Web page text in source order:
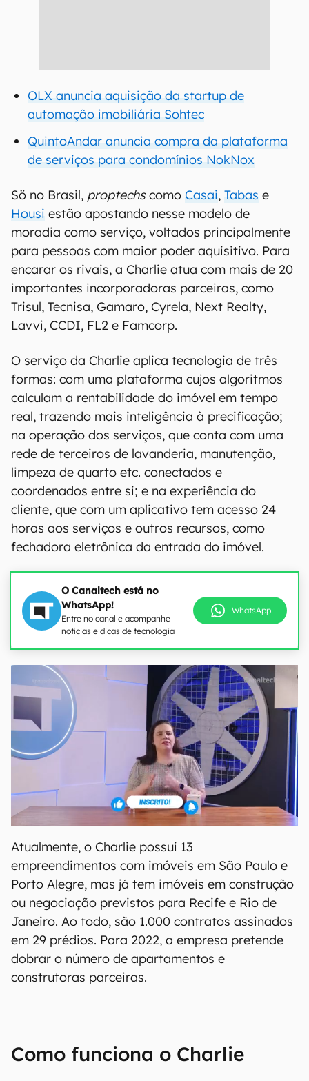
OLX anuncia aquisição da startup de
automação imobiliária Sohtec
QuintoAndar anuncia compra da plataforma
de serviços para condomínios NokNox
Sö no Brasil, proptechscomo Casai, Tabas e
Housi estão apostando nesse modelo de
moradia como serviço, voltados principalmente
para pessoas com maior poder aquisitivo. Para
encarar os rivais, a Charlie atua com mais de 20
importantes incorporadoras parceiras, como
Trisul, Tecnisa, Gamaro, Cyrela, Next Realty,
Lavvi, CCDI, FL2 e Famcorp.
O serviço da Charlie aplica tecnologia de três
formas: com uma plataforma cujos algoritmos
calculam a rentabilidade do imóvel em tempo
real, trazendo mais inteligência à precificação;
na operação dos serviços, que conta com uma
rede de terceiros de lavanderia, manutenção,
limpeza de quarto etc. conectados e
coordenados entre si; e na experiência do
cliente, que com um aplicativo tem acesso 24
horas aos serviços e outros recursos, como
fechadora eletrônica da entrada do imóvel.
O Canaltech está no
WhatsApp!
Entre no canal e acompanhe
notícias e dicas de tecnologia
WhatsApp
Atualmente, o Charlie possui 13
empreendimentos com imóveis em São Paulo e
Porto Alegre, mas já tem imóveis em construção
ou negociação previstos para Recife e Rio de
Janeiro. Ao todo, são 1.000 contratos assinados
em 29 prédios. Para 2022, a empresa pretende
dobrar o número de apartamentos e
construtoras parceiras.
Como funciona o Charlie